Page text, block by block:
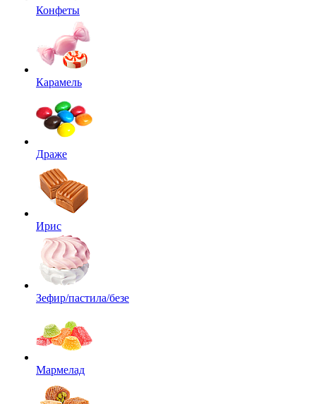
Конфеты
Карамель
Драже
Ирис
Зефир/пастила/безе
Мармелад